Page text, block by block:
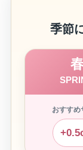
季節
おすすめ